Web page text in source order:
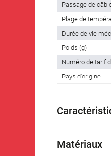
Passage de
Plage de
Durée de vie
Poids (g)
Numéro de tarif
Pays d'origine
Matériaux